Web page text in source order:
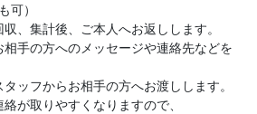
可）
、集計後、ご本人へお返しします。
手の方へのメッセージや連絡先などを
ッフからお相手の方へお渡しします。
が取りやすくなりますので、